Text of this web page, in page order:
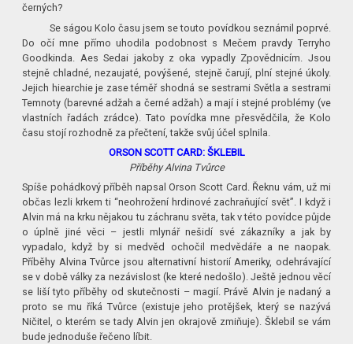
černých?
Se ságou Kolo času jsem se touto povídkou seznámil poprvé.
Do očí mne přímo uhodila podobnost s Mečem pravdy Terryho
Goodkinda. Aes Sedai jakoby z oka vypadly Zpovědnicím. Jsou
stejně chladné, nezaujaté, povýšené, stejně čarují, plní stejné úkoly.
Jejich hiearchie je zase téměř shodná se sestrami Světla a sestrami
Temnoty (barevné adžah a černé adžah) a mají i stejné problémy (ve
vlastních řadách zrádce). Tato povídka mne přesvědčila, že Kolo
času stojí rozhodně za přečtení, takže svůj účel splnila.
ORSON SCOTT CARD: ŠKLEBIL
Příběhy Alvina Tvůrce
Spíše pohádkový příběh napsal Orson Scott Card. Řeknu vám, už mi
občas lezli krkem ti “neohrožení hrdinové zachraňující svět”. I když i
Alvin má na krku nějakou tu záchranu světa, tak v této povídce půjde
o úplně jiné věci – jestli mlynář nešidí své zákazníky a jak by
vypadalo, když by si medvěd ochočil medvědáře a ne naopak.
Příběhy Alvina Tvůrce jsou alternativní historií Ameriky, odehrávající
se v době války za nezávislost (ke které nedošlo). Ještě jednou věcí
se liší tyto příběhy od skutečnosti – magií. Právě Alvin je nadaný a
proto se mu říká Tvůrce (existuje jeho protějšek, který se nazývá
Ničitel, o kterém se tady Alvin jen okrajově zmiňuje). Šklebil se vám
bude jednoduše řečeno líbit.